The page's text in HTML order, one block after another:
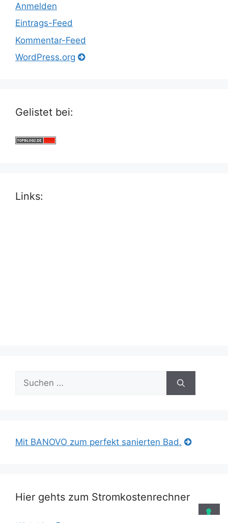
Anmelden
Eintrags-Feed
Kommentar-Feed
WordPress.org
Gelistet bei:
Links:
Suche
nach:
Mit BANOVO zum perfekt sanierten Bad.
Hier gehts zum Stromkostenrechner